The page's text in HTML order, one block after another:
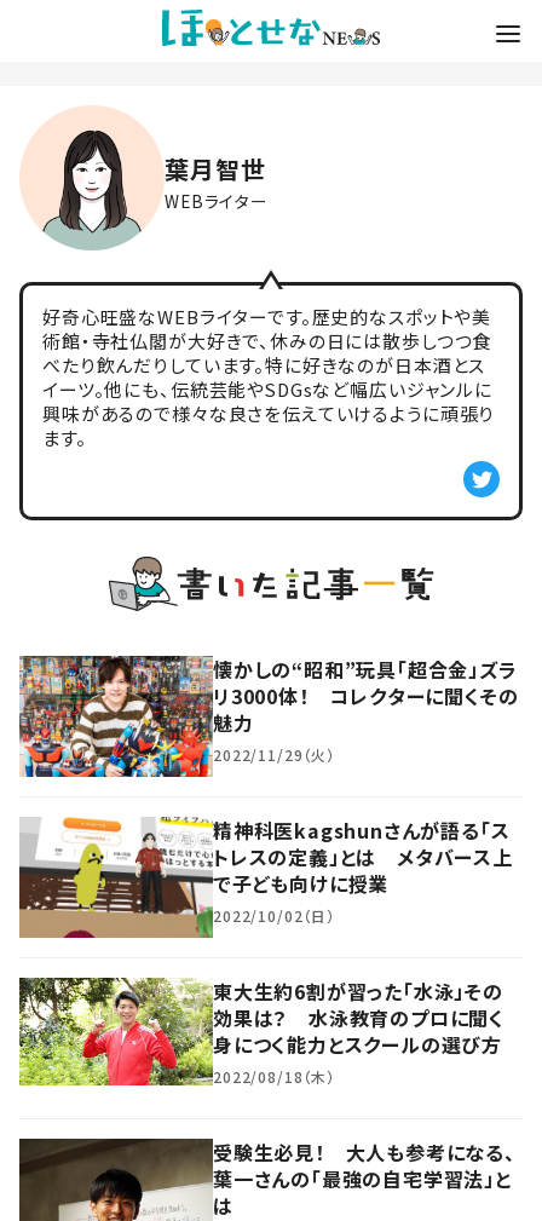
葉月智世
WEBライター
好奇心旺盛なWEBライターです。歴史的なスポットや美
術館・寺社仏閣が大好きで、休みの日には散歩しつつ食
べたり飲んだりしています。特に好きなのが日本酒とス
イーツ。他にも、伝統芸能やSDGsなど幅広いジャンルに
興味があるので様々な良さを伝えていけるように頑張り
ます。
懐かしの“昭和”玩具「超合金」ズラ
リ3000体！ コレクターに聞くその
魅力
2022/11/29（火）
精神科医kagshunさんが語る「ス
トレスの定義」とは メタバース上
で子ども向けに授業
2022/10/02（日）
東大生約6割が習った「水泳」その
効果は？ 水泳教育のプロに聞く
身につく能力とスクールの選び方
2022/08/18（木）
受験生必見！ 大人も参考になる、
葉一さんの「最強の自宅学習法」と
は